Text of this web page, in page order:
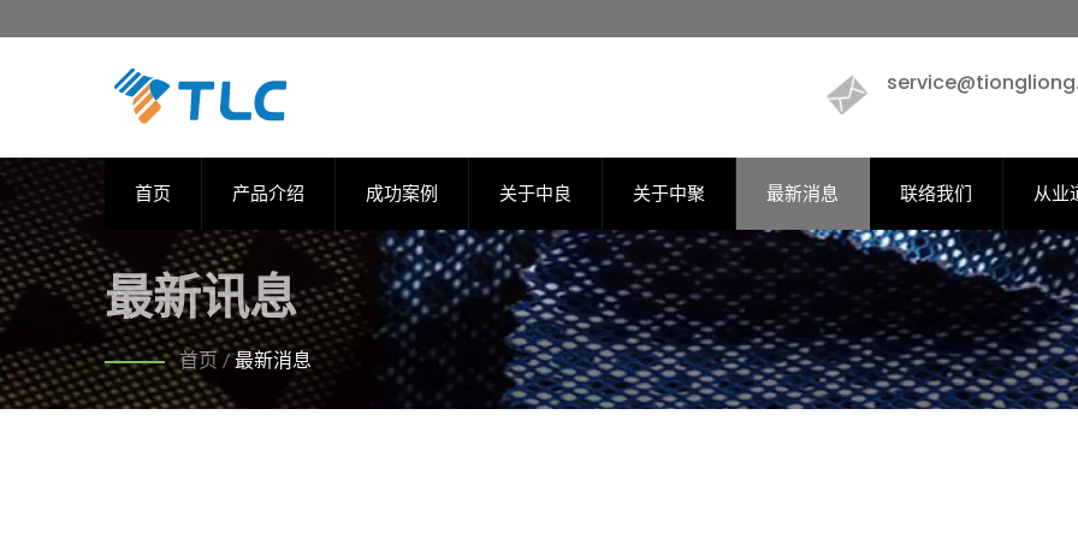
首页 产品介绍 成功案例 关于中良 关于中聚 最新消息 联络我们 从业
最新讯息
首页 / 最新消息